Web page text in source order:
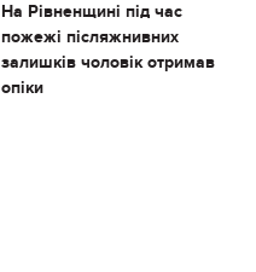
На Рівненщині під час
пожежі післяжнивних
залишків чоловік отримав
опіки